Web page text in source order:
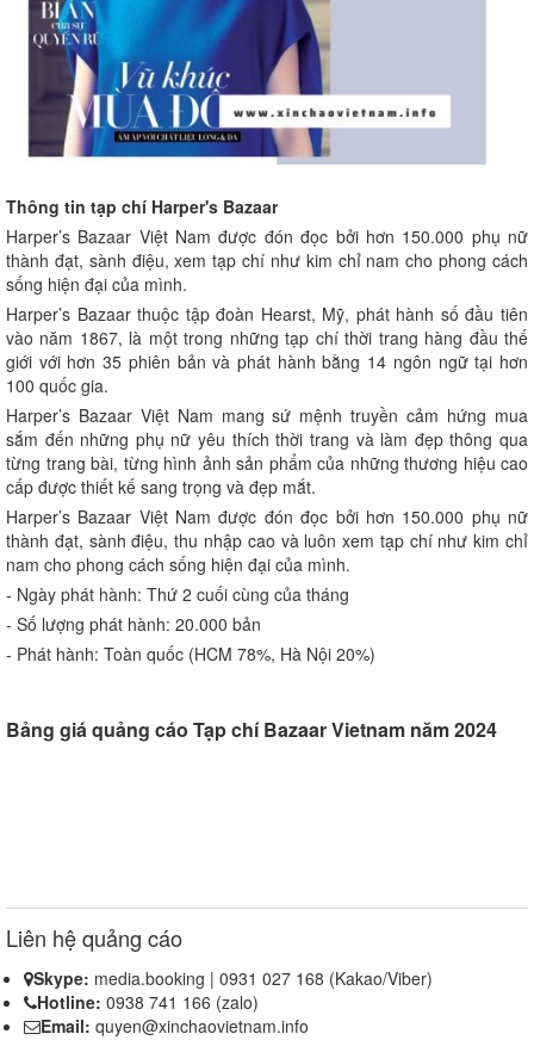
Thông tin tạp chí Harper's Bazaar
Harper’s Bazaar Việt Nam được đón đọc bởi hơn 150.000 phụ nữ
thành đạt, sành điệu, xem tạp chí như kim chỉ nam cho phong cách
sống hiện đại của mình.
Harper’s Bazaar thuộc tập đoàn Hearst, Mỹ, phát hành số đầu tiên
vào năm 1867, là một trong những tạp chí thời trang hàng đầu thế
giới với hơn 35 phiên bản và phát hành bằng 14 ngôn ngữ tại hơn
100 quốc gia.
Harper’s Bazaar Việt Nam mang sứ mệnh truyền cảm hứng mua
sắm đến những phụ nữ yêu thích thời trang và làm đẹp thông qua
từng trang bài, từng hình ảnh sản phẩm của những thương hiệu cao
cấp được thiết kế sang trọng và đẹp mắt.
Harper’s Bazaar Việt Nam được đón đọc bởi hơn 150.000 phụ nữ
thành đạt, sành điệu, thu nhập cao và luôn xem tạp chí như kim chỉ
nam cho phong cách sống hiện đại của mình.
- Ngày phát hành: Thứ 2 cuối cùng của tháng
- Số lượng phát hành: 20.000 bản
- Phát hành: Toàn quốc (HCM 78%, Hà Nội 20%)
Bảng giá quảng cáo Tạp chí Bazaar Vietnam năm 2024
Liên hệ quảng cáo
Skype: media.booking | 0931 027 168 (Kakao/Viber)
Hotline: 0938 741 166 (zalo)
Email: quyen@xinchaovietnam.info